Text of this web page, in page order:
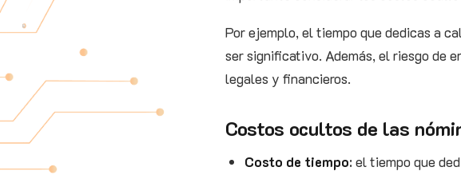
Por ejemplo, el tiempo que dedicas a
ser significativo. Además, el riesgo de
legales y financieros.
Costos ocultos de las
Costo de tiempo: el tiempo que